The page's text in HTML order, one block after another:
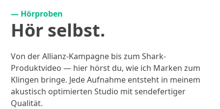
— Hörproben
Hör selbst.
Von der Allianz-Kampagne bis zum Shark-
Produktvideo — hier hörst du, wie ich Marken zum
Klingen bringe. Jede Aufnahme entsteht in meinem
akustisch optimierten Studio mit sendefertiger
Qualität.